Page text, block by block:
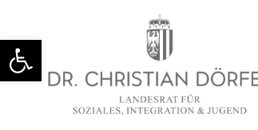
Werkzeugleiste öffnen